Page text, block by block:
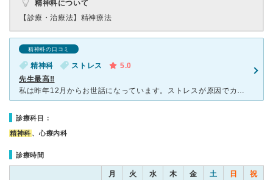
精神科について
【診療・治療法】 精神療法
精神科の口コミ
精神科 ストレス
5.0
先生最高‼️
私は昨年12月からお世話になっています。ストレスが原因でカウンセリングの先生の紹介で通院しています。先生は気軽に話せます。っていうか、私の場合は妻が同行するようにしています。先生、病気と付き合って一年
診療科目：
精神科 、心療内科
診療時間
月 火 水 木 金 土 日 祝